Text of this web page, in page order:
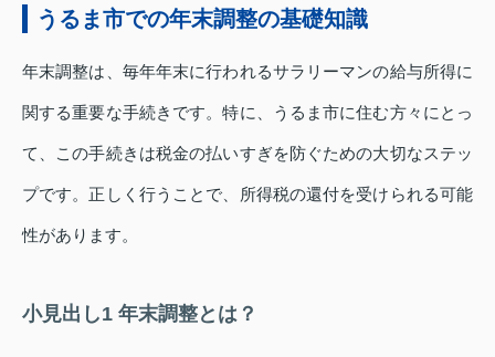
うるま市での年末調整の基礎知識
年末調整は、毎年年末に行われるサラリーマンの給与所得に
関する重要な手続きです。特に、うるま市に住む方々にとっ
て、この手続きは税金の払いすぎを防ぐための大切なステッ
プです。正しく行うことで、所得税の還付を受けられる可能
性があります。
小見出し1 年末調整とは？